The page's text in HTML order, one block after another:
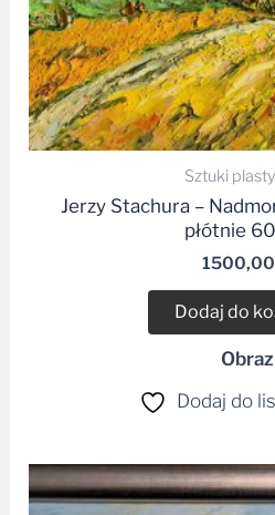
Sztuki
Jerzy Stachura –
płótnie
1500,00
Dodaj do
Obraz
Dodaj do